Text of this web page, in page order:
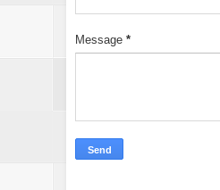
Message *